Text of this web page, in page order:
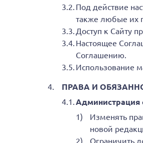
Под действие
также любые их
Доступ к Сайту
Настоящее
Соглашению.
Использование
ПРАВА И
Администрация
Изменять
новой
Ограничить